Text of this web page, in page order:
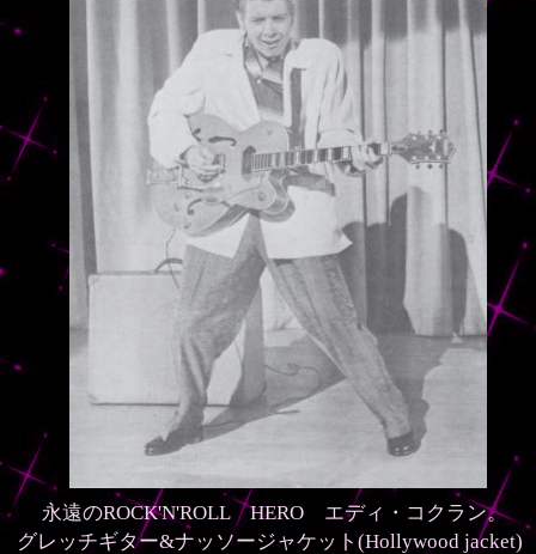
永遠のROCK'N'ROLL HERO エディ・コクラン。
グレッチギター&ナッソージャケット(Hollywood jacket)